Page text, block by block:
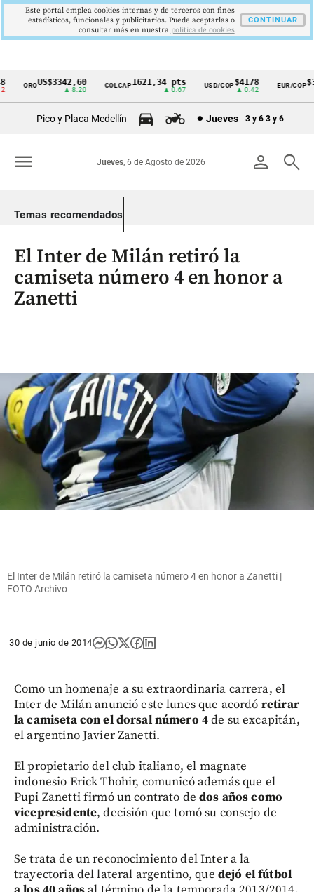
Cintillo
Colombia
OROUS$3342,60
▲ 8.20
COLCAP1621,34 pts
▲ 0.67
USD/COP$4178
▲ 0.42
EUR/COP
Pico y Placa Medellín Jueves 3 y 6 3 y 6
person search
Jueves, 6 de Agosto de 2026
menu
Temas recomendados
El Inter de Milán retiró la
camiseta número 4 en honor a
Zanetti
El Inter de Milán retiró la camiseta número 4 en honor a Zanetti |
FOTO Archivo
30 de junio de 2014
Como un homenaje a su extraordinaria carrera, el
Inter de Milán anunció este lunes que acordó retirar
la camiseta con el dorsal número 4de su excapitán,
el argentino Javier Zanetti.
El propietario del club italiano, el magnate
indonesio Erick Thohir, comunicó además que el
Pupi Zanetti firmó un contrato de dos años como
vicepresidente, decisión que tomó su consejo de
administración.
Se trata de un reconocimiento del Inter a la
trayectoria del lateral argentino, que dejó el fútbol
Este portal emplea cookies internas y de terceros con fines
estadísticos, funcionales y publicitarios. Puede aceptarlas o
consultar más en nuestra politica de cookies
CONTINUAR